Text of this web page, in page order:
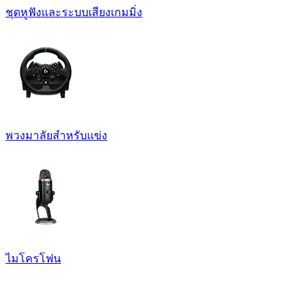
ชุดหูฟังและระบบเสียงเกมมิ่ง
พวงมาลัยสำหรับแข่ง
ไมโครโฟน